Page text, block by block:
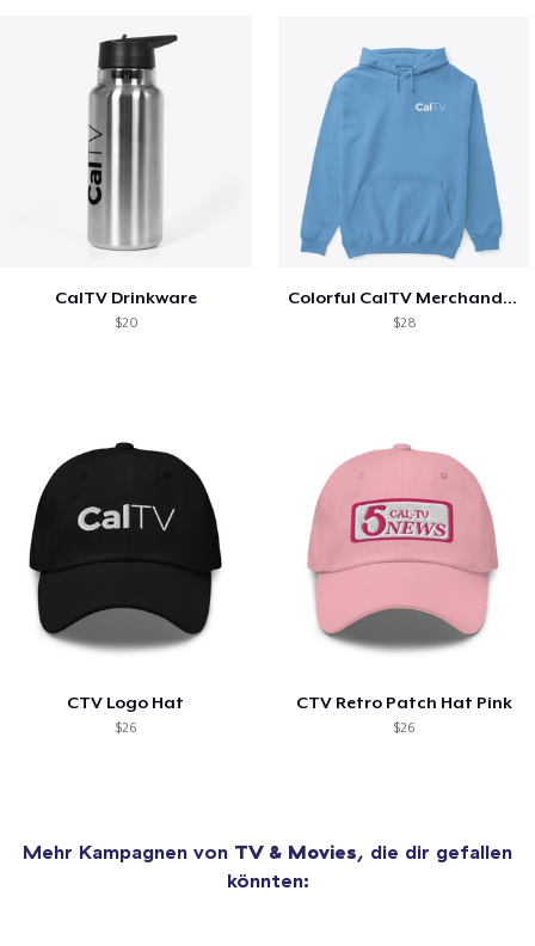
CalTV Drinkware
$20
Colorful CalTV Merchandise
$28
CTV Logo Hat
$26
CTV Retro Patch Hat Pink
$26
Mehr Kampagnen von TV & Movies, die dir gefallen
könnten: